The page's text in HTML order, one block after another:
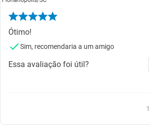
Ótimo!
Sim, recomendaria a um amigo
Essa avaliação foi útil?